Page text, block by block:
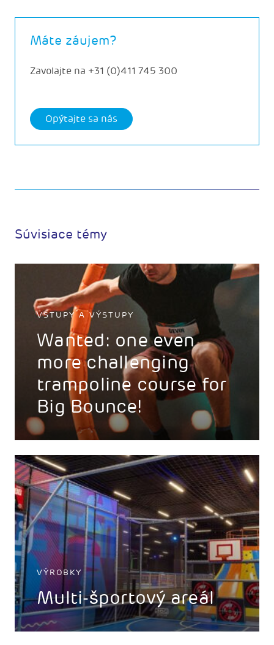
Máte záujem?
Zavolajte na +31 (0)411 745 300
Opýtajte sa nás
Súvisiace témy
VSTUPY A VÝSTUPY
Wanted: one even
more challenging
trampoline course for
Big Bounce!
VÝROBKY
Multi-športový areál